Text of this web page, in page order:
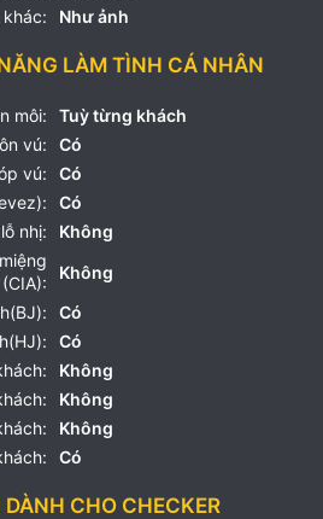
Như ảnh
LÀM TÌNH CÁ NHÂN
môi:
Tuỳ từng khách
vú:
Có
vú:
Có
Có
nhị:
Không
(CIA):
Không
Có
Có
Không
Không
Không
Có
CHO CHECKER